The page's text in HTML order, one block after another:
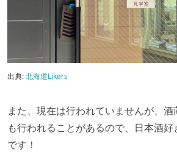
出典:北海道Likers
また、現在は行われていませんが、
も行われることがあるので、日本酒
です！